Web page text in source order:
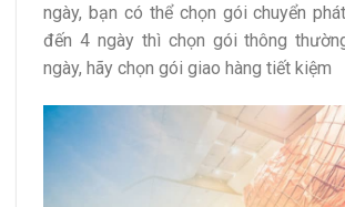
ngày, bạn có thể chọn gói chuyển
đến 4 ngày thì chọn gói thông
ngày, hãy chọn gói giao hàng tiết kiệm